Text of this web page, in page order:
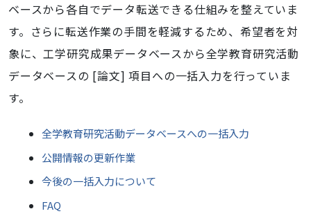
ベースから各自でデータ転送できる仕組みを整えていま
す。さらに転送作業の手間を軽減するため、希望者を対
象に、工学研究成果データベースから全学教育研究活動
データベースの [論文] 項目への一括入力を行っていま
す。
全学教育研究活動データベースへの一括入力
公開情報の更新作業
今後の一括入力について
FAQ